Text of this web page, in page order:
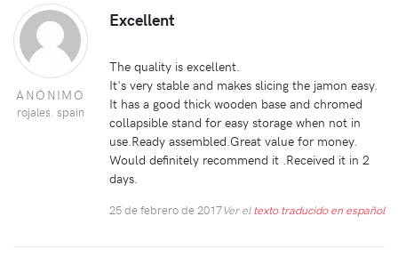
ANÓNIMO
rojales. spain
Excellent
The quality is excellent.
It's very stable and makes slicing the jamon easy.
It has a good thick wooden base and chromed
collapsible stand for easy storage when not in
use.Ready assembled.Great value for money.
Would definitely recommend it .Received it in 2
days.
25 de febrero de 2017Ver eltexto traducido en español